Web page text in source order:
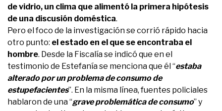
de vidrio, un clima que alimentó la primera hipótesis
de una discusión doméstica.
Pero el foco de la investigación se corrió rápido hacia
otro punto: el estado en el que se encontraba el
hombre. Desde la Fiscalía se indicó que en el
testimonio de Estefanía se menciona que él “estaba
alterado por un problema de consumo de
estupefacientes”. En la misma línea, fuentes policiales
hablaron de una “grave problemática de consumo” y